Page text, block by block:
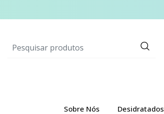
Sobre Nós Desidratados